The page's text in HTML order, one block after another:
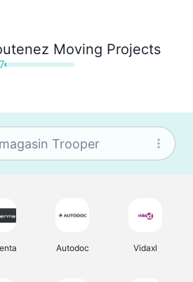
Moving Projects
Autodoc Vidaxl